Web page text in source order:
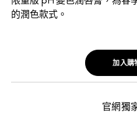
的潤色款式。
加入購
官網獨